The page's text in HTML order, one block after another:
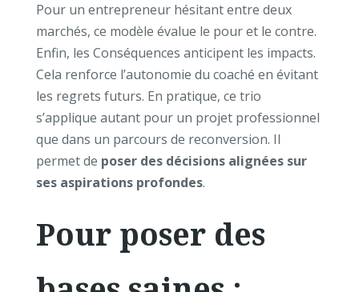
Pour un entrepreneur hésitant entre deux
marchés, ce modèle évalue le pour et le contre.
Enfin, les Conséquences anticipent les impacts.
Cela renforce l’autonomie du coaché en évitant
les regrets futurs. En pratique, ce trio
s’applique autant pour un projet professionnel
que dans un parcours de reconversion. Il
permet de poser des décisions alignées sur
ses aspirations profondes.
Pour poser des